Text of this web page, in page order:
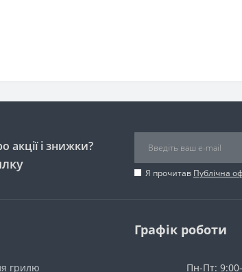
акції і знижки?
Я прочитав Публічна
грилю
Графік роботи
Пн-Пт: